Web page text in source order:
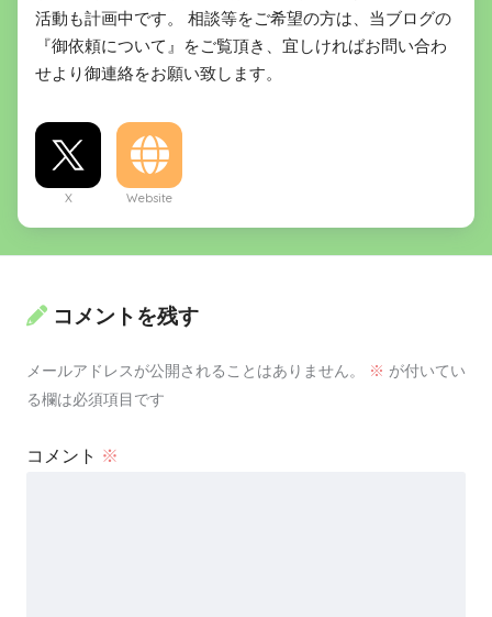
活動も計画中です。 相談等をご希望の方は、当ブログの
『御依頼について』をご覧頂き、宜しければお問い合わ
せより御連絡をお願い致します。
X Website
コメントを残す
メールアドレスが公開されることはありません。 ※ が付いてい
る欄は必須項目です
コメント ※